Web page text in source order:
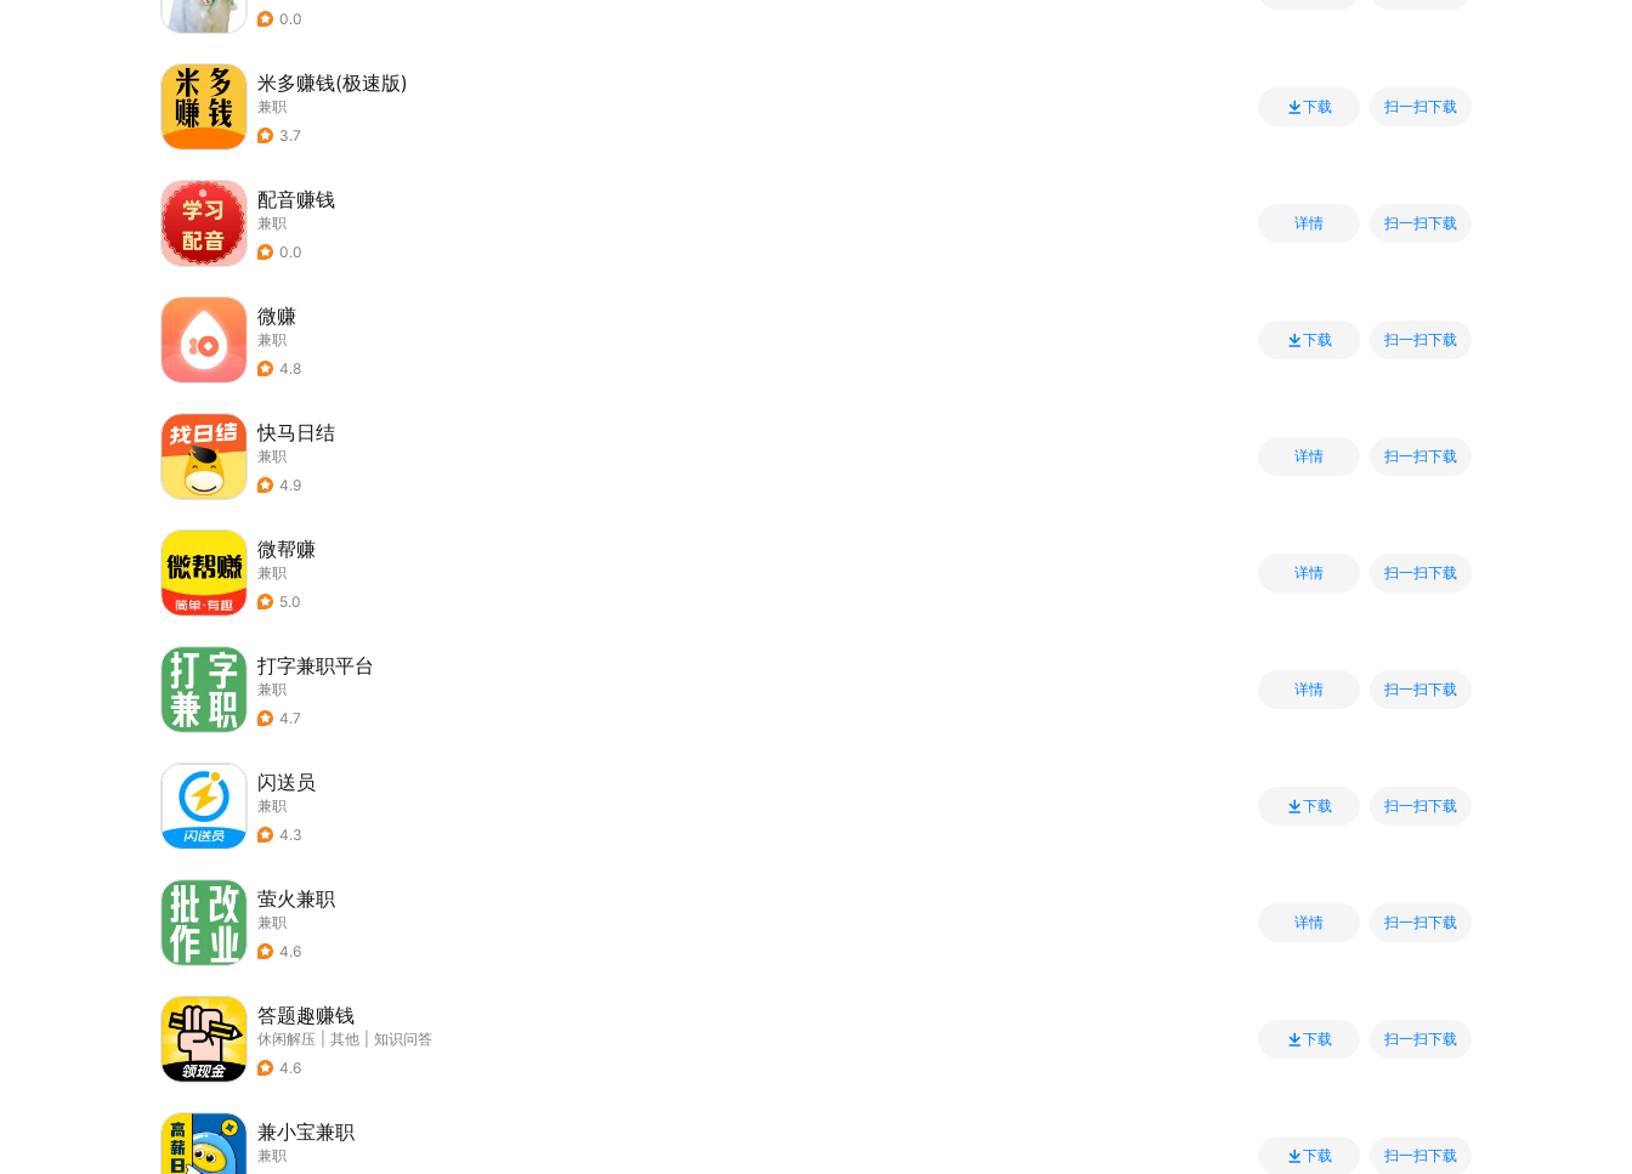
0.0
米多赚钱(极速版)
兼职
3.7
下载 扫一扫下载
配音赚钱
兼职
0.0
详情 扫一扫下载
微赚
兼职
4.8
下载 扫一扫下载
快马日结
兼职
4.9
详情 扫一扫下载
微帮赚
兼职
5.0
详情 扫一扫下载
打字兼职平台
兼职
4.7
详情 扫一扫下载
闪送员
兼职
4.3
下载 扫一扫下载
萤火兼职
兼职
4.6
详情 扫一扫下载
答题趣赚钱
休闲解压 其他
知识问答
4.6
下载 扫一扫下载
兼小宝兼职
兼职
下载 扫一扫下载